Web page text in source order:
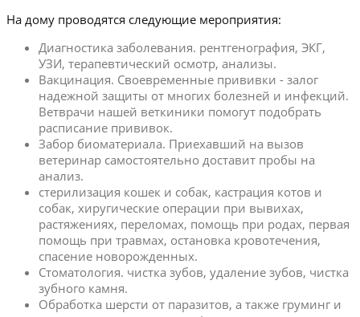
На дому проводятся следующие мероприятия:
Диагностика заболевания. рентгенография, ЭКГ,
УЗИ, терапевтический осмотр, анализы.
Вакцинация. Своевременные прививки - залог
надежной защиты от многих болезней и инфекций.
Ветврачи нашей веткиники помогут подобрать
расписание прививок.
Забор биоматериала. Приехавший на вызов
ветеринар самостоятельно доставит пробы на
анализ.
стерилизация кошек и собак, кастрация котов и
собак, хиругические операции при вывихах,
растяжениях, переломах, помощь при родах, первая
помощь при травмах, остановка кровотечения,
спасение новорожденных.
Стоматология. чистка зубов, удаление зубов, чистка
зубного камня.
Обработка шерсти от паразитов, а также груминг и